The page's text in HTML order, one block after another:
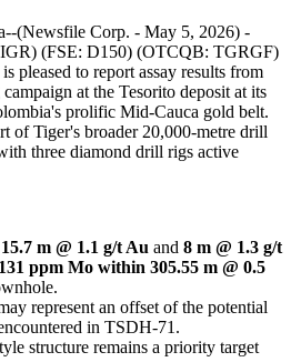
(Newsfile Corp. - May 5, 2026) -
(FSE: D150) (OTCQB: TGRGF)
pleased to report assay results from
at the Tesorito deposit at its
prolific Mid-Cauca gold belt.
of Tiger's broader 20,000-metre drill
three diamond drill rigs active
15.7 m @ 1.1 g/t Au and 8 m @ 1.3 g/t
ppm Mo within 305.55 m @ 0.5
represent an offset of the potential
in TSDH-71.
structure remains a priority target